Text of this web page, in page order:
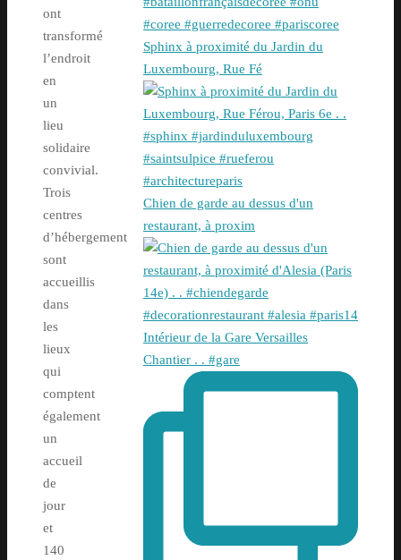
ont
transformé
l’endroit
en
un
lieu
solidaire
convivial.
Trois
centres
d’hébergement
sont
accueillis
dans
les
lieux
qui
comptent
également
un
accueil
de
jour
et
140
Sphinx à proximité du Jardin du
Luxembourg, Rue Fé
Chien de garde au dessus d'un
restaurant, à proxim
Intérieur de la Gare Versailles
Chantier . . #gare